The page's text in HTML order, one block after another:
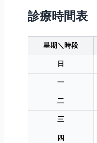
診療時間表
星期＼時段
日
一
二
三
四